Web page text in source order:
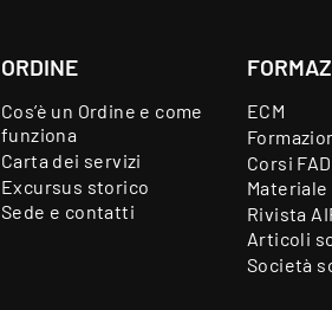
ORDINE
Cos’è un Ordine e come
funziona
Carta dei servizi
Excursus storico
Sede e contatti
ECM
Corsi FAD
Rivista
Articoli
Società